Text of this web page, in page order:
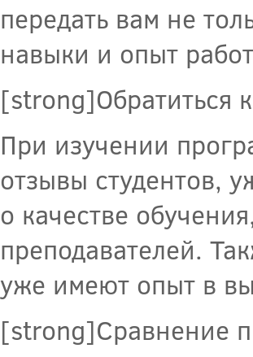
передать вам не
навыки и опыт
[strong]Обратиться
При изучении
отзывы студентов,
о качестве
преподавателей.
уже имеют опыт в
[strong]Сравнение